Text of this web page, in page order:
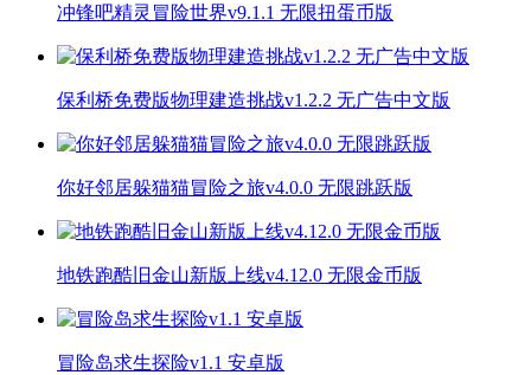
冲锋吧精灵冒险世界v9.1.1 无限扭蛋币版
保利桥免费版物理建造挑战v1.2.2 无广告中文版
你好邻居躲猫猫冒险之旅v4.0.0 无限跳跃版
地铁跑酷旧金山新版上线v4.12.0 无限金币版
冒险岛求生探险v1.1 安卓版